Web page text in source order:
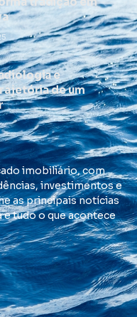
e
de um
imobiliário, com
investimentos e
as principais notícias
tudo o que acontece